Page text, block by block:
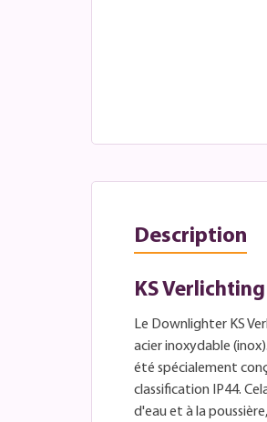
Description
KS
Le Downlighter KS
acier inoxydable
été spécialement
classification IP44.
d'eau et à la